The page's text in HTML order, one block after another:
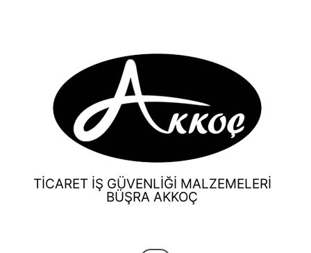
TİCARET İŞ GÜVENLİĞİ MALZEMELERİ
BÜŞRA AKKOÇ